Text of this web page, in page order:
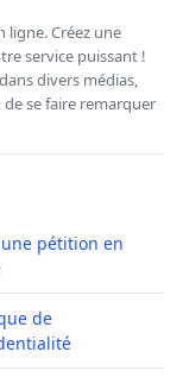
Créez une
service puissant !
divers médias,
se faire remarquer
pétition en
de